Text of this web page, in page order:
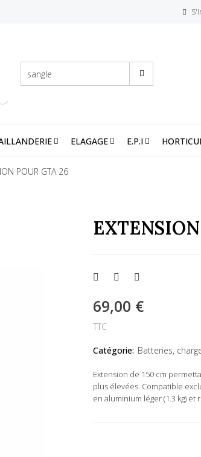
ELAGAGE E.P.I
POUR GTA 26
69,00 €
TTC
Catégorie: Batteries,
Extension de 150 cm
plus élevées. Compatible
en aluminium léger (1.3 kg) et